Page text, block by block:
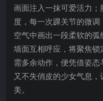
画面注入一抹可爱活力
度，每一次踝关节的微
空气中画出一段柔软的
墙面互相呼应，将聚焦
需多余动作，便凭借姿
又不失俏皮的少女气息
美。